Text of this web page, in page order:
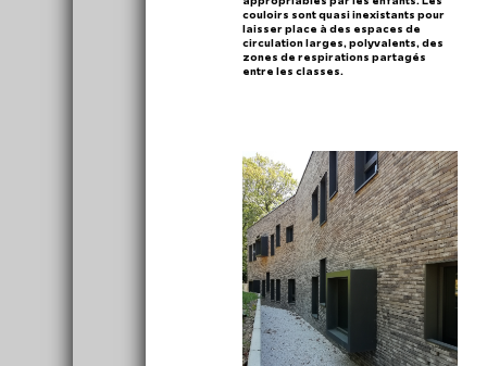
couloirs sont quasi inexistants pour
laisser place à des espaces de
circulation larges, polyvalents, des
zones de respirations partagés
entre les classes.